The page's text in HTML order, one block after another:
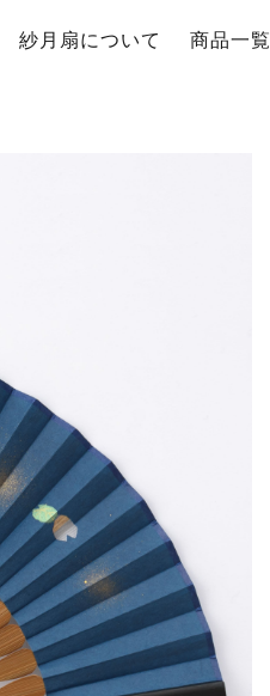
紗月扇について 商品一覧